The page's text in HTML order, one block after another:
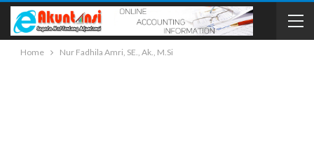
Home Nur Fadhila Amri, SE., Ak., M.Si